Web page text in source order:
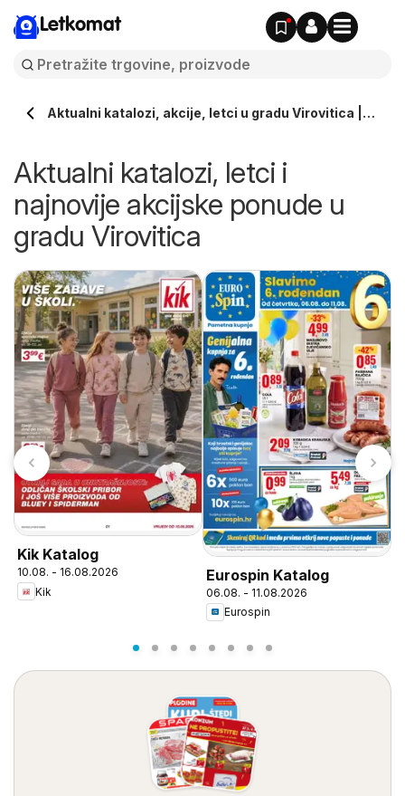
Letkomat
Aktualni katalozi, akcije, letci u gradu Virovitica |
Aktualni katalozi, letci i
najnovije akcijske ponude u
gradu Virovitica
Kik Katalog
10.08. - 16.08.2026
Kik
Eurospin Katalog
06.08. - 11.08.2026
Eurospin